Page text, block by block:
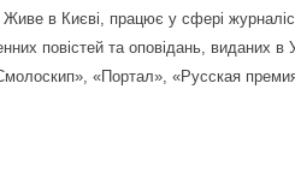
Живе в Києві, працює у сфері
повістей та оповідань, виданих в
«Портал», «Русская